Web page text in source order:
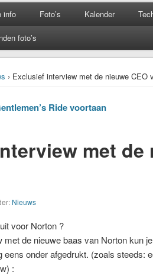
info Foto’s Kalender
foto’s
› Exclusief interview met de nieuwe CEO
Ride voortaan
met de
Nieuws
voor Norton ?
met de nieuwe baas van Norton kun
eens onder afgedrukt. (zoals steeds:
: